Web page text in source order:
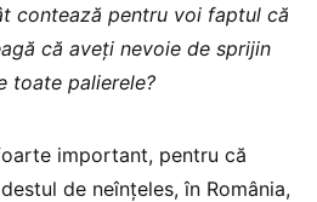
contează pentru voi faptul că
că aveți nevoie de sprijin
toate palierele?
important, pentru că
de neînțeles, în România,